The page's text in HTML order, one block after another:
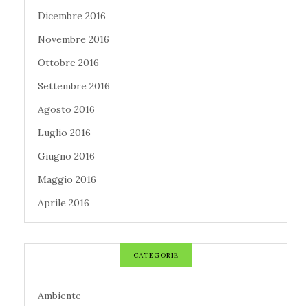
Dicembre 2016
Novembre 2016
Ottobre 2016
Settembre 2016
Agosto 2016
Luglio 2016
Giugno 2016
Maggio 2016
Aprile 2016
CATEGORIE
Ambiente